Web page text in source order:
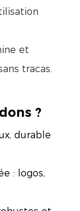
et
tracas.
?
durable
: logos,